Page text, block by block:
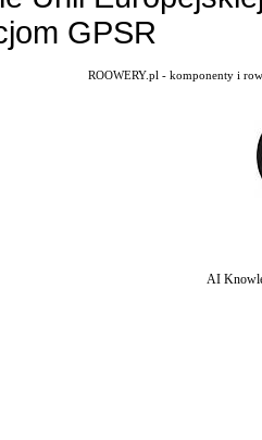
GPSR
ROOWERY.pl - komponenty i
AI